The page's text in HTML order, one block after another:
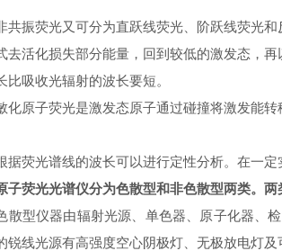
荧光又可分为直跃线荧光、阶跃线荧光和
去活化损失部分能量，回到较低的激发态，
比吸收光辐射的波长要短。
子荧光是激发态原子通过碰撞将激发能转
光谱线的波长可以进行定性分析。在一定
子荧光光谱仪分为色散型和非色散型两类。
型仪器由辐射光源、单色器、原子化器、检
锐线光源有高强度空心阴极灯、无极放电灯